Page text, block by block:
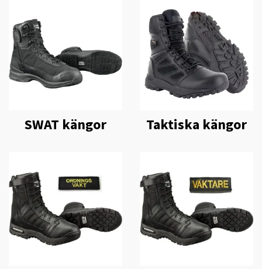
SWAT kängor Taktiska kängor